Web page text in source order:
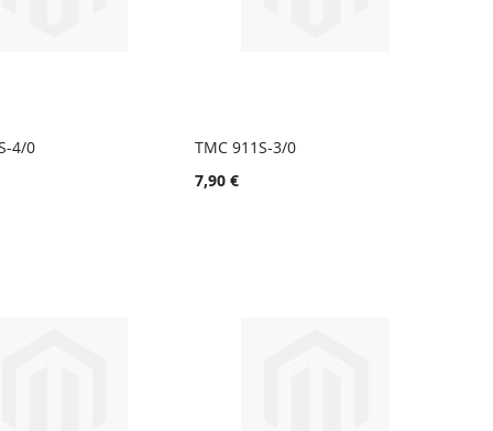
VERTAILUUN
4/0
TMC 911S-3/0
7,90 €